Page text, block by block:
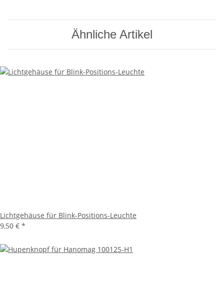
Ähnliche Artikel
Lichtgehäuse für Blink-Positions-Leuchte
9,50 € *